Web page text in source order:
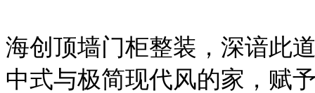
海创顶墙门柜整装，深谙此
中式与极简现代风的家，赋